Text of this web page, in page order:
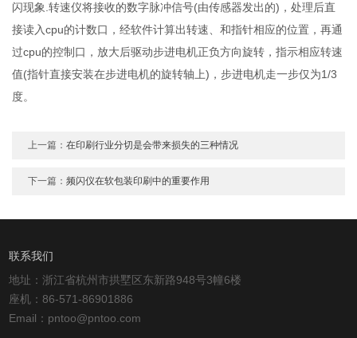
闪现象.转速仪将接收的数字脉冲信号(由传感器发出的)，处理后直
接读入cpu的计数口，经软件计算出转速、和指针相应的位置，再通
过cpu的控制口，放大后驱动步进电机正负方向旋转，指示相应转速
值(指针直接安装在步进电机的旋转轴上)，步进电机走一步仅为1/3
度。
上一篇：在印刷行业分切是会带来损失的三种情况
下一篇：频闪仪在软包装印刷中的重要作用
联系我们
地址：浙江省杭州市拱墅区东新路948号3幢6楼
座机：86-571-86901886
Email：pntoo@pntoo.com